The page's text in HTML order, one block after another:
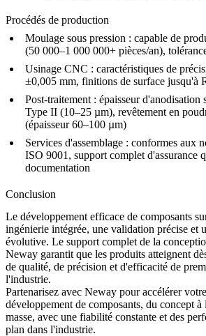
Procédés de production
Moulage sous pression : capable de
(50 000–1 000 000+ pièces/an),
Usinage CNC : caractéristiques de
±0,005 mm, finitions de surface jusqu'à
Post-traitement : épaisseur
Type II (10–25 µm), revêtement en
(épaisseur 60–100 µm)
Services d'assemblage : conformes aux
ISO 9001, support complet d'assurance
documentation
Conclusion
Le développement efficace de composants
ingénierie intégrée, une validation précise et
évolutive. Le support complet de la
Neway garantit que les produits atteignent
de qualité, de précision et d'efficacité de
l'industrie.
Partenarisez avec Neway pour accélérer
développement de composants, du concept
masse, avec une fiabilité constante et des
plan dans l'industrie.